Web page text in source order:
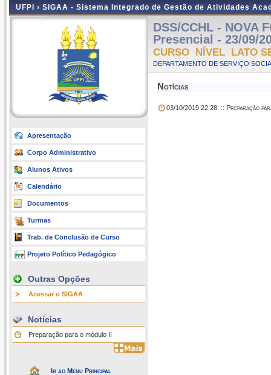
UFPI › SIGAA - Sistema Integrado de Gestão de Atividades
Apresentação
Corpo Administrativo
Alunos Ativos
Calendário
Documentos
Turmas
Trab. de Conclusão de Curso
Projeto Político Pedagógico
Outras Opções
Acessar o SIGAA
Notícias
Preparação para o módulo II
Ir ao Menu Principal
DSS/CCHL - NOVA
Presencial - 23/09/
CURSO NÍVEL LATO
DEPARTAMENTO DE SERVIÇO
Notícias
03/10/2019 22:28 :: Preparação